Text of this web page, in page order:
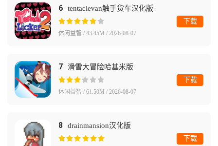
6 tentaclevan触手货车汉化版
休闲益智 / 43.45M / 2026-08-07
下载
7 滑雪大冒险哈基米版
休闲益智 / 61.50M / 2026-08-07
下载
8 drainmansion汉化版
下载